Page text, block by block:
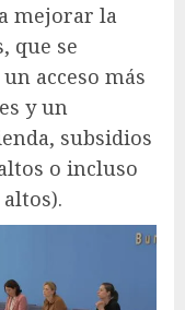
mejorar la
que se
acceso más
y un
subsidios
o incluso